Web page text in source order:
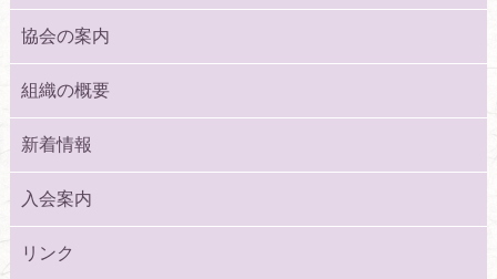
協会の案内
組織の概要
新着情報
入会案内
リンク